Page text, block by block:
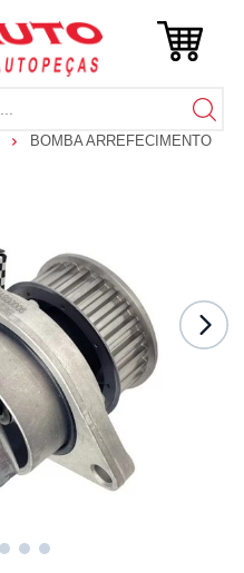
BOMBA ARREFECIMENTO